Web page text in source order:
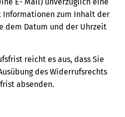
Informationen zum Inhalt der
dem Datum und der Uhrzeit
reicht es aus, dass Sie
des Widerrufsrechts
absenden.